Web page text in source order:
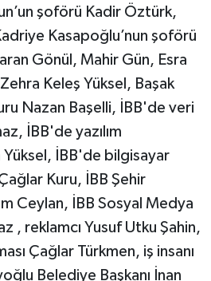
şoförü Kadir Öztürk,
Kasapoğlu’nun şoförü
Gönül, Mahir Gün, Esra
Keleş Yüksel, Başak
Nazan Başelli, İBB'de veri
İBB'de yazılım
İBB'de bilgisayar
Kuru, İBB Şehir
Ceylan, İBB Sosyal Medya
, reklamcı Yusuf Utku Şahin,
Çağlar Türkmen, iş insanı
Belediye Başkanı İnan